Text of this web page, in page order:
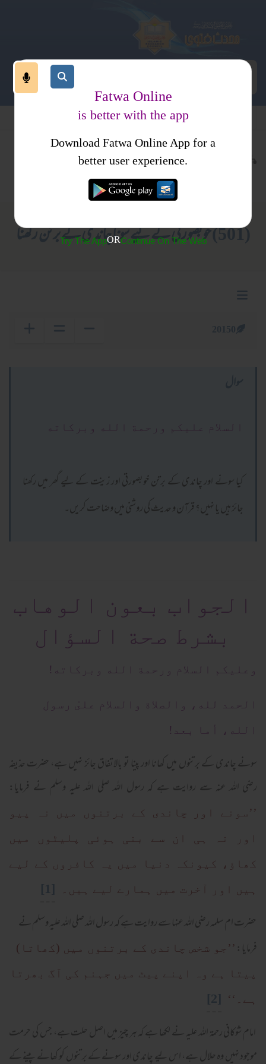
معاشرتی نظام
کتب فتاوی
فتاویٰ اصحاب الحدیث جلد 3
(501) خوبصورتی کے لیے سونا چاندی کے برتن رکھنا
السلام عليكم ورحمة الله وبركاته
کیا سونے اور چاندی کے برتن خوبصورتی اور زینت کے لیے گھر میں رکھنا
جائز ہیں یا نہیں؟ قرآن و حدیث کی روشنی میں وضاحت کریں۔
الجواب بعون الوهاب
بشرط صحة السؤال
وعلیکم السلام ورحمة الله وبرکاته!
الحمد لله، والصلاة والسلام علىٰ رسول
الله، أما بعد!
سونے چاندی کے برتنوں میں کھانا اور پینا تو بالاتفاق جائز نہیں ہے، حضرت حذیفہ
رضی اللہ عنہ سے روایت ہے کہ رسول اللہ صلی اللہ علیہ وسلم نے فرمایا:
’’سونے اور چاندی کے برتنوں میں نہ پیو
اور نہ ہی ان سے بنی ہوئی پلیٹوں میں
کھاؤ، کیونکہ دنیا میں یہ کافروں کے لیے
ہیں اور آخرت میں ہمارے لیے ہیں۔
[1]
حضرت ام سلمہ رضی اللہ عنہا سے روایت ہے کہ رسول اللہ صلی اللہ علیہ وسلم نے
فرمایا: ’’جو شخص چاندی کے برتنوں میں (کھاتا)
پیتا ہے وہ اپنے پیٹ میں جہنم کی آگ بھرتا
ہے۔‘‘
[2]
امام شوکانی رحمۃ اللہ علیہ نے لکھا ہے کہ ہر چیز میں اصل حلت ہے، جس کی حرمت
موجود نہیں وہ حلال ہے، اس لیے چاندی اور سونے کے برتنوں کو کھانے پینے کے
Fatwa Online
is better with the app
Download Fatwa Online App for a
better user experience.
Try The AppORContinue On The Web